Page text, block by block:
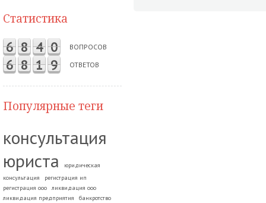
Статистика
6 8 4 0 ВОПРОСОВ
6 8 1 9 ОТВЕТОВ
Популярные теги
консультация
юриста
юридическая
консультация
регистрация ип
регистрация ооо
ликвидация ооо
ликвидация предприятия
банкротство